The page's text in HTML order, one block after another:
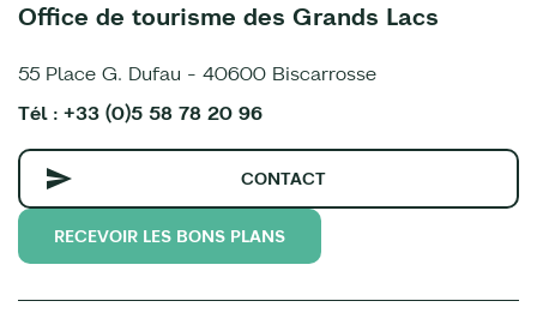
Office de tourisme des Grands Lacs
55 Place G. Dufau - 40600 Biscarrosse
Tél : +33 (0)5 58 78 20 96
CONTACT
RECEVOIR LES BONS PLANS